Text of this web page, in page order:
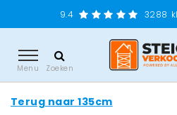
9.4 3288
Menu Zoeken
Terug naar 135cm